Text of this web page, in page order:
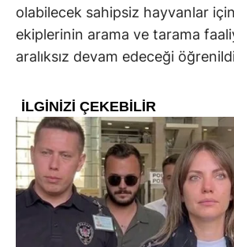
olabilecek sahipsiz hayvanlar
ekiplerinin arama ve tarama
aralıksız devam edeceği